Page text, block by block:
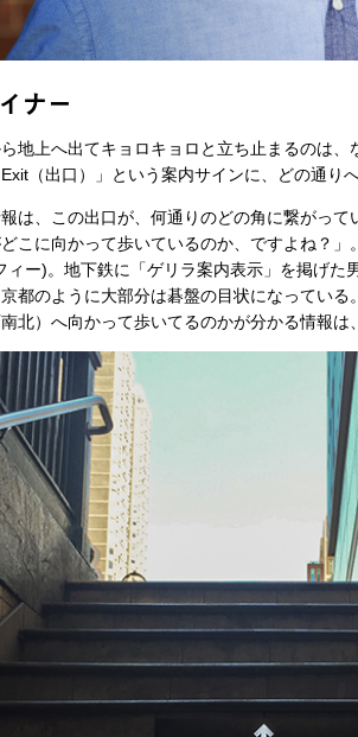
ナー
地上へ出てキョロキョロと立ち止まるのは
（出口）」という案内サインに、どの通り
報は、この出口が、何通りのどの角に繋がっ
こに向かって歩いているのか、ですよね？
ー)。地下鉄に「ゲリラ案内表示」を掲げた
都のように大部分は碁盤の目状になっている
北）へ向かって歩いてるのかが分かる情報は